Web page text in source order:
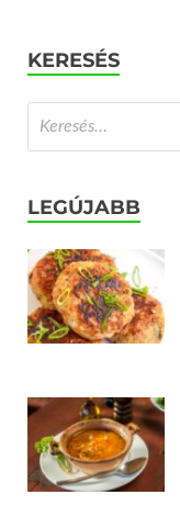
KERESÉS
LEGÚJABB